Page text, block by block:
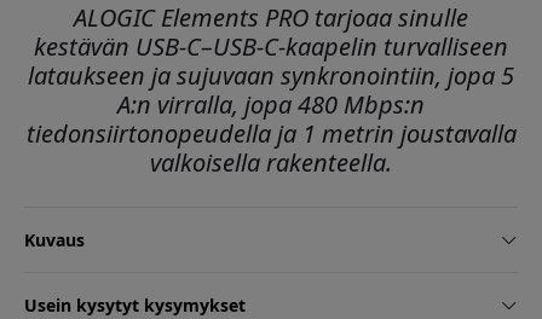
ALOGIC Elements PRO tarjoaa sinulle
kestävän USB-C–USB-C-kaapelin turvalliseen
lataukseen ja sujuvaan synkronointiin, jopa 5
A:n virralla, jopa 480 Mbps:n
tiedonsiirtonopeudella ja 1 metrin joustavalla
valkoisella rakenteella.
Kuvaus
Usein kysytyt kysymykset